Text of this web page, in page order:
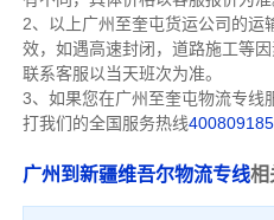
2、以上广州 至奎屯货运公司的运
效，如遇高速封闭，道路施工等
联系客服以当天班次为准。
3、如果您在广州 至奎屯物流专线
打我们的全国服务热线
广州到新疆维吾尔物流专线相